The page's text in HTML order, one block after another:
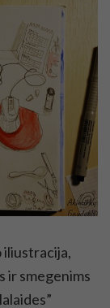
ir smegenims